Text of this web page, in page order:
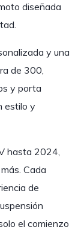
diseñada
y una
de 300,
y porta
estilo y
hasta 2024,
Cada
de
el comienzo